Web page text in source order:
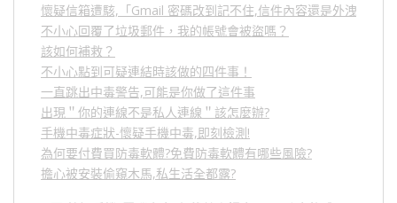
懷疑信箱遭駭,「Gmail 密碼改到記不住,信件內容還是外洩？」,
不小心回覆了垃圾郵件，我的帳號會被盜嗎？
該如何補救？
不小心點到可疑連結時該做的四件事！
一直跳出中毒警告,可能是你做了這件事
出現＂你的連線不是私人連線＂該怎麼辦?
手機中毒症狀-懷疑手機中毒,即刻檢測!
為何要付費買防毒軟體?免費防毒軟體有哪些風險?
擔心被安裝偷窺木馬,私生活全都露?